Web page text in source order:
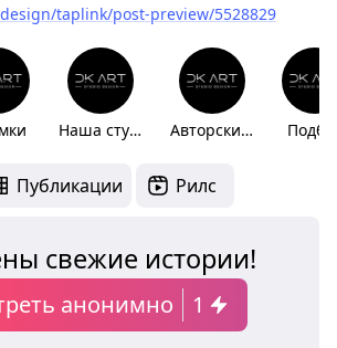
taplink/post-preview/5528829
Наша студия Авторский надзор
Публикации Рилс
свежие истории!
анонимно 1